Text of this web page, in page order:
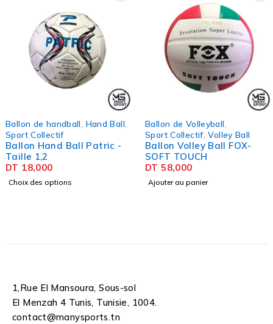
Ballon de handball Hand Ball
Sport Collectif
Ballon Hand Ball Patric -
Taille 1,2
DT 18,000
Choix des options
Ballon de Volleyball
Sport Collectif,Volley Ball
Ballon Volley Ball FOX-
SOFT TOUCH
DT 58,000
Ajouter au panier
1,Rue El Mansoura, Sous-sol
El Menzah 4 Tunis, Tunisie, 1004.
contact@manysports.tn